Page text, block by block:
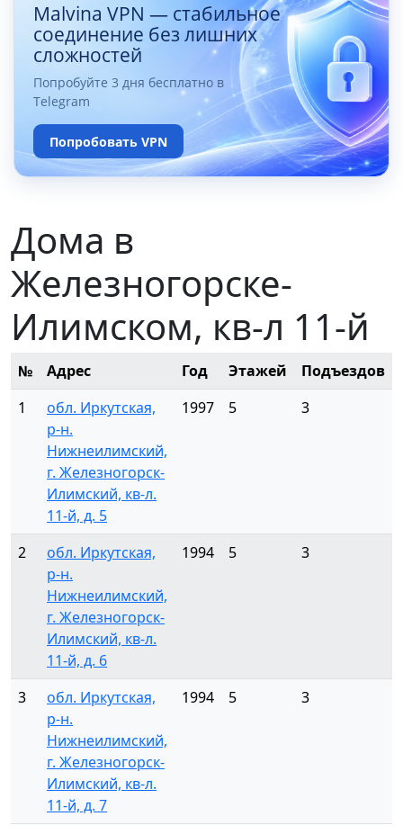
Malvina VPN — стабильное
соединение без лишних
сложностей
Попробуйте 3 дня бесплатно в
Telegram
Попробовать VPN
Дома в
Железногорске-
Илимском, кв-л 11-й
№ Адрес Год Этажей Подъездов
1
обл. Иркутская,
р-н.
Нижнеилимский,
г. Железногорск-
Илимский, кв-л.
11-й, д. 5
1997 5 3
2
обл. Иркутская,
р-н.
Нижнеилимский,
г. Железногорск-
Илимский, кв-л.
11-й, д. 6
1994 5 3
3
обл. Иркутская,
р-н.
Нижнеилимский,
г. Железногорск-
Илимский, кв-л.
11-й, д. 7
1994 5 3